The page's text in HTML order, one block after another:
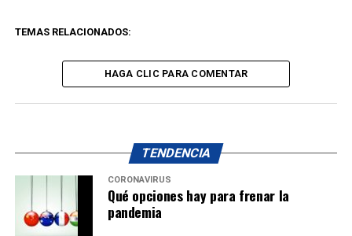
TEMAS RELACIONADOS:
HAGA CLIC PARA COMENTAR
TENDENCIA
CORONAVIRUS
Qué opciones hay para frenar la
pandemia